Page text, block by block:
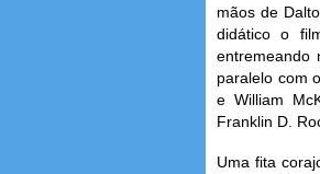
mãos de
didático o
entremeando
paralelo com
e William
Franklin D.
Uma fita